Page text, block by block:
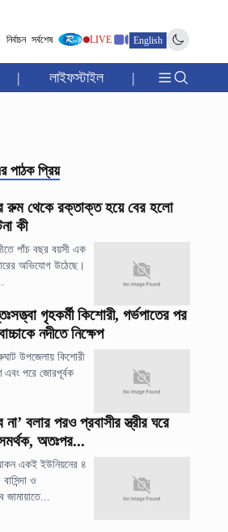
নির্বাচন সর্বশেষ LIVE English
| লাইফস্টাইল |
পাঠক প্রিয়
রুম থেকে রক্তাক্ত হয়ে বের হলো
কী
পাঁচ বছর বয়সী এক
অভিযোগ উঠেছে।
গৃহকর্মী কিশোরী, গর্ভপাতের পর
নদীতে নিক্ষেপ
উপজেলায় কিশোরী
এবং পরে জোরপূর্বক
বলার পরও প্রবাসীর স্ত্রীর ঘরে
অতঃপর...
একই ইউনিয়নের ৪
ও
জামায়াতে...